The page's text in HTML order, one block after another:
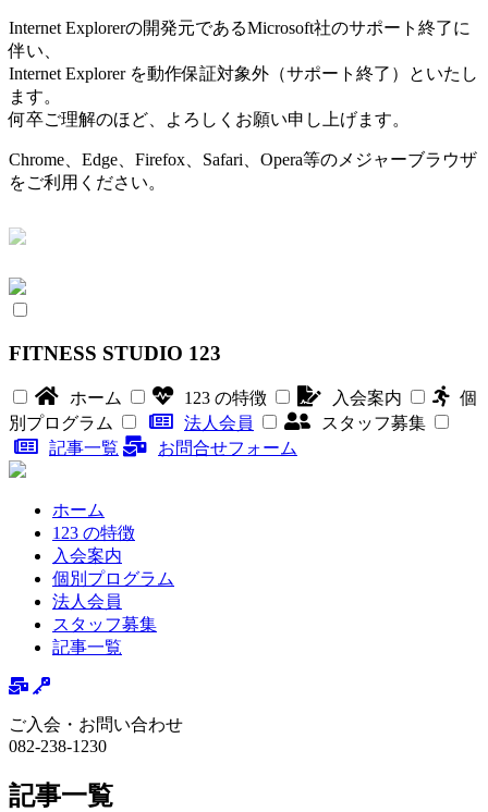
Internet Explorerの開発元であるMicrosoft社のサポート終了に
伴い、
Internet Explorer を動作保証対象外（サポート終了）といたし
ます。
何卒ご理解のほど、よろしくお願い申し上げます。
Chrome、Edge、Firefox、Safari、Opera等のメジャーブラウザ
をご利用ください。
FITNESS STUDIO 123
ホーム 123 の特徴 入会案内
個
別プログラム
法人会員
スタッフ募集
記事一覧
お問合せフォーム
ホーム
123 の特徴
入会案内
個別プログラム
法人会員
スタッフ募集
記事一覧
ご入会・お問い合わせ
082-238-1230
記事一覧